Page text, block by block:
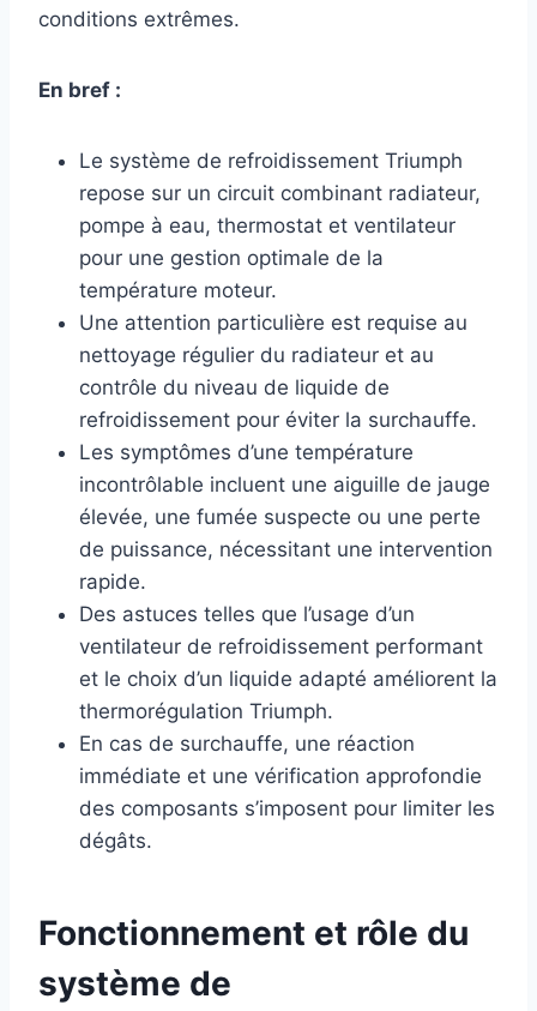
conditions extrêmes.
En bref :
Le système de refroidissement Triumph
repose sur un circuit combinant radiateur,
pompe à eau, thermostat et ventilateur
pour une gestion optimale de la
température moteur.
Une attention particulière est requise au
nettoyage régulier du radiateur et au
contrôle du niveau de liquide de
refroidissement pour éviter la surchauffe.
Les symptômes d’une température
incontrôlable incluent une aiguille de jauge
élevée, une fumée suspecte ou une perte
de puissance, nécessitant une intervention
rapide.
Des astuces telles que l’usage d’un
ventilateur de refroidissement performant
et le choix d’un liquide adapté améliorent la
thermorégulation Triumph.
En cas de surchauffe, une réaction
immédiate et une vérification approfondie
des composants s’imposent pour limiter les
dégâts.
Fonctionnement et rôle du
système de